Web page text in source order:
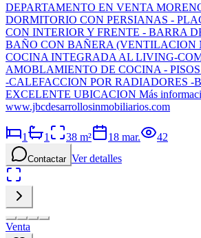
DEPARTAMENTO EN VENTA
DORMITORIO CON PERSIANAS -
CON INTERIOR Y FRENTE - BARRA
BAÑO CON BAÑERA (VENTILACION
COCINA INTEGRADA AL LIVING-
AMOBLAMIENTO DE COCINA -
-CALEFACCION POR RADIADORES -
EXCELENTE UBICACION Más
www.jbcdesarrollosinmobiliarios.com
1 1 38 m² 18 mar. 42
Contactar Ver detalles
Venta